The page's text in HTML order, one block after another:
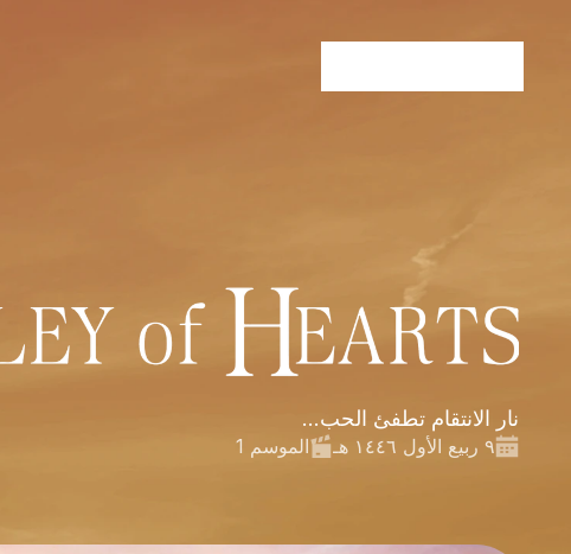
نار الانتقام تطفئ الحب...
٩ ربيع الأول ١٤٤٦ هـ الموسم 1